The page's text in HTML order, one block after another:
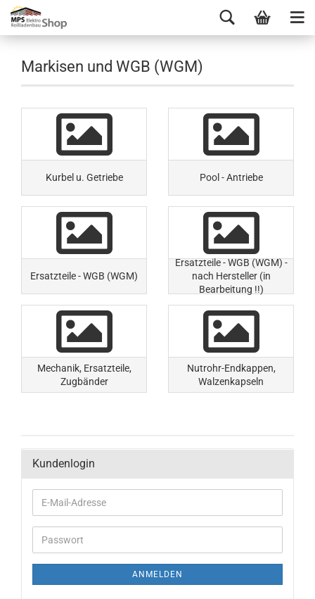
Markisen und WGB (WGM)
Kurbel u. Getriebe Pool - Antriebe
Ersatzteile - WGB (WGM)
Ersatzteile - WGB (WGM) -
nach Hersteller (in
Bearbeitung !!)
Mechanik, Ersatzteile,
Zugbänder
Nutrohr-Endkappen,
Walzenkapseln
Kundenlogin
ANMELDEN